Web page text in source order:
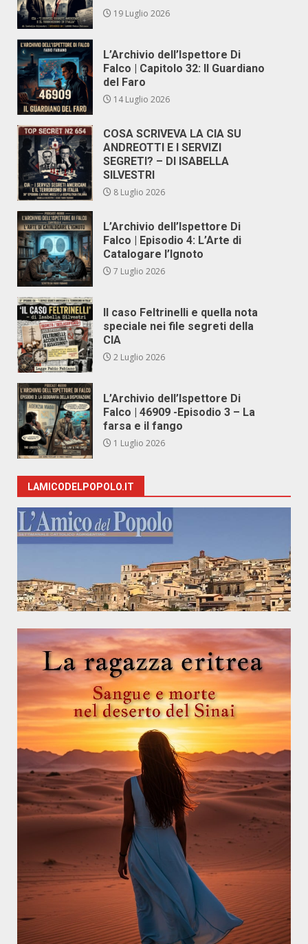
19 Luglio 2026
L’Archivio dell’Ispettore Di
Falco | Capitolo 32: Il Guardiano
del Faro
14 Luglio 2026
COSA SCRIVEVA LA CIA SU
ANDREOTTI E I SERVIZI
SEGRETI? – DI ISABELLA
SILVESTRI
8 Luglio 2026
L’Archivio dell’Ispettore Di
Falco | Episodio 4: L’Arte di
Catalogare l’Ignoto
7 Luglio 2026
Il caso Feltrinelli e quella nota
speciale nei file segreti della
CIA
2 Luglio 2026
L’Archivio dell’Ispettore Di
Falco | 46909 -Episodio 3 – La
farsa e il fango
1 Luglio 2026
LAMICODELPOPOLO.IT